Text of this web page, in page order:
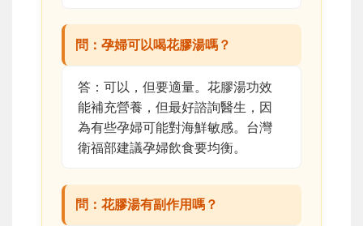
問：孕婦可以喝花膠湯嗎？
答：可以，但要適量。花膠湯功效
能補充營養，但最好諮詢醫生，因
為有些孕婦可能對海鮮敏感。台灣
衛福部建議孕婦飲食要均衡。
問：花膠湯有副作用嗎？